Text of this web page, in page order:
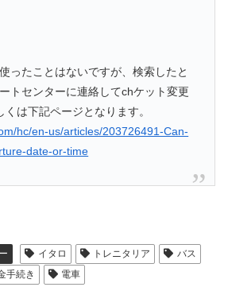
ったことはないですが、検索したと
トセンターに連絡してchケット変更
は下記ページとなります。
hc/en-us/articles/203726491-Can-
date-or-time
イタロ トレニタリア
バス
手続き 電車